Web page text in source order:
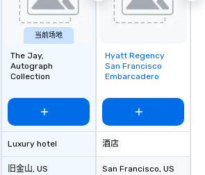
当前场地
The Jay,
Autograph
Collection
Luxury hotel
旧金山, US
Removed from
favorites
Hyatt Regency
San Francisco
Embarcadero
酒店
San Francisco, US